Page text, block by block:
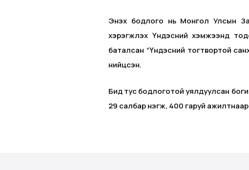
Энэхүү бодлого нь Монгол Улсын
хэрэгжүүлэх Үндэсний хэмжээнд
баталсан “Үндэсний тогтвортой
нийцсэн.
Бид тус бодлоготой уялдуулсан
29 салбар нэгж, 400 гаруй